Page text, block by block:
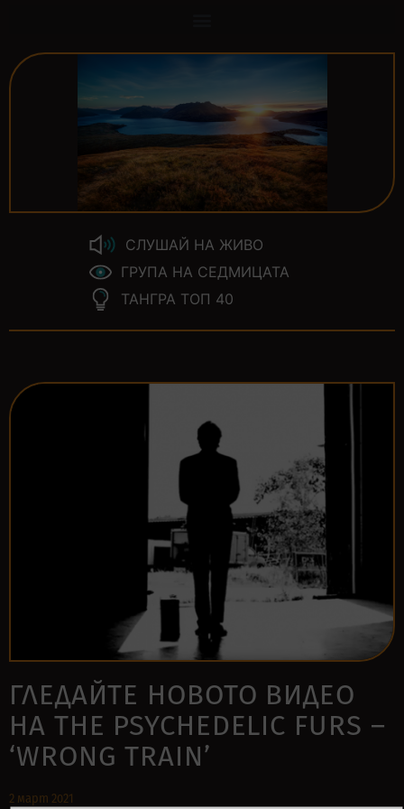
СЛУШАЙ НА ЖИВО
ГРУПА НА СЕДМИЦАТА
ТАНГРА ТОП 40
ГЛЕДАЙТЕ НОВОТО ВИДЕО
НА THE PSYCHEDELIC FURS –
‘WRONG TRAIN’
2 март 2021